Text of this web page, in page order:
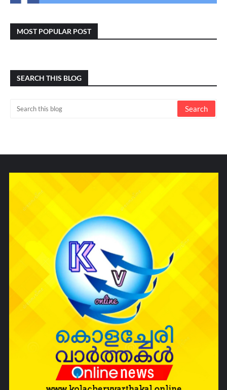
MOST POPULAR POST
SEARCH THIS BLOG